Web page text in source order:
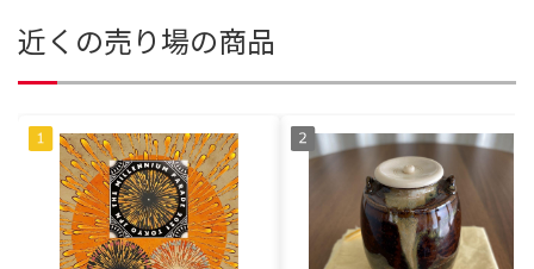
近くの売り場の商品